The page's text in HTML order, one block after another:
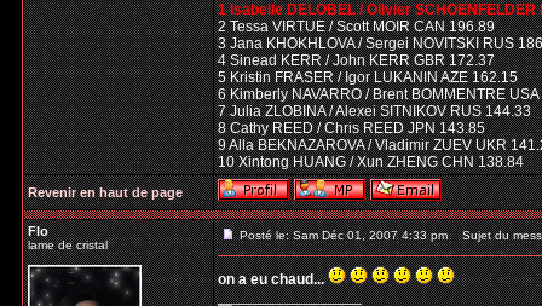
1 Isabelle DELOBEL / Olivier SCHOENFELDER
2 Tessa VIRTUE / Scott MOIR CAN 196.89
3 Jana KHOKHLOVA / Sergei NOVITSKI RUS
4 Sinead KERR / John KERR GBR 172.37
5 Kristin FRASER / Igor LUKANIN AZE 162.15
6 Kimberly NAVARRO / Brent BOMMENTRE
7 Julia ZLOBINA / Alexei SITNIKOV RUS 144.33
8 Cathy REED / Chris REED JPN 143.85
9 Alla BEKNAZAROVA / Vladimir ZUEV UKR
10 Xintong HUANG / Xun ZHENG CHN 138.84
Revenir en haut de page
Flo
lame de cristal
Posté le: Sam Déc 01, 2007 4:33 pm Sujet du
on a eu chaud...
_________________